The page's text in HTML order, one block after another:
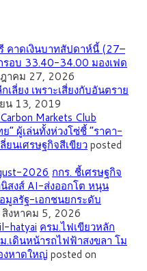
คาดเงินบาทสัปดาห์นี้ (27–
อบ 33.40-34.00 มองเฟด
าคม 27, 2026
ลี่ยง เพราะเสี่ยงกับอันตราย
น 13, 2019
” ผู้เล่นทั้งห่วงโซ่ชี้ “ราคา-
นเศรษฐกิจสีเขียวposted
กกร. ชี้เศรษฐกิจ
สงส์ AI-ส่งออกโต หนุน
มูลรัฐ-เอกชนยกระดับ
สิงหาคม 5, 2026
ครม.ไฟเขียวหลัก
.เดินหน้ารถไฟฟ้าสงขลา โม
งหาดใหญ่ posted on